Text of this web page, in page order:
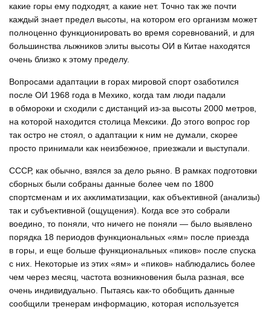
какие горы ему подходят, а какие нет. Точно так же почти
каждый знает предел высоты, на котором его организм может
полноценно функционировать во время соревнований, и для
большинства лыжников элиты высоты ОИ в Китае находятся
очень близко к этому пределу.
Вопросами адаптации в горах мировой спорт озаботился
после ОИ 1968 года в Мехико, когда там люди падали
в обмороки и сходили с дистанций из-за высоты 2000 метров,
на которой находится столица Мексики. До этого вопрос гор
так остро не стоял, о адаптации к ним не думали, скорее
просто принимали как неизбежное, приезжали и выступали.
СССР, как обычно, взялся за дело рьяно. В рамках подготовки
сборных были собраны данные более чем по 1800
спортсменам и их акклиматизации, как объективной (анализы)
так и субъективной (ощущения). Когда все это собрали
воедино, то поняли, что ничего не поняли — было выявлено
порядка 18 периодов функциональных «ям» после приезда
в горы, и еще больше функциональных «пиков» после спуска
с них. Некоторые из этих «ям» и «пиков» наблюдались более
чем через месяц, частота возникновения была разная, все
очень индивидуально. Пытаясь как-то обобщить данные
сообщили тренерам информацию, которая используется